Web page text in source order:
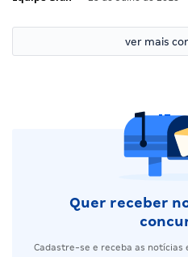
ver mais
Quer receber
Cadastre-se e receba as notícias